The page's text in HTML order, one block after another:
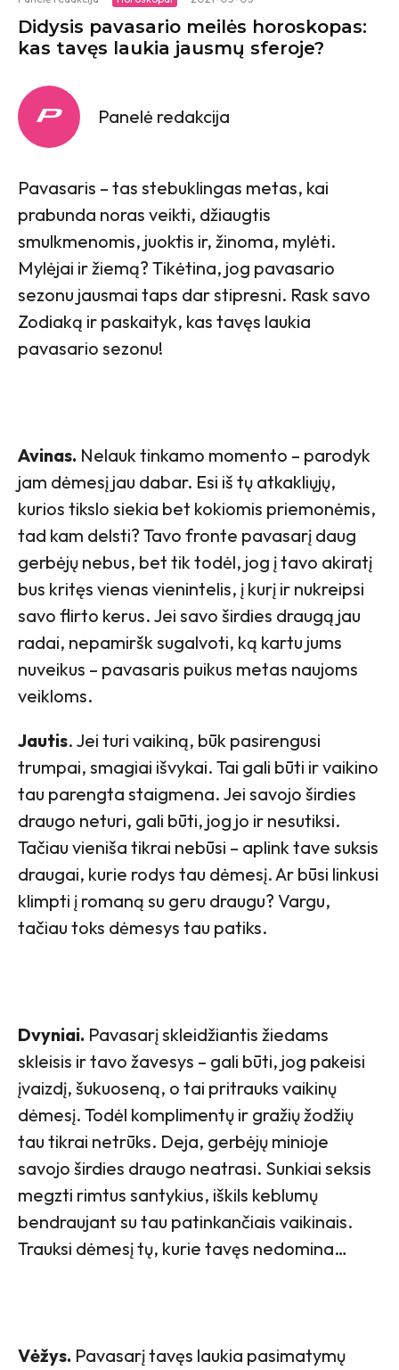
Didysis pavasario meilės horoskopas:
kas tavęs laukia jausmų sferoje?
Panelė redakcija
Pavasaris – tas stebuklingas metas, kai
prabunda noras veikti, džiaugtis
smulkmenomis, juoktis ir, žinoma, mylėti.
Mylėjai ir žiemą? Tikėtina, jog pavasario
sezonu jausmai taps dar stipresni. Rask savo
Zodiaką ir paskaityk, kas tavęs laukia
pavasario sezonu!
Avinas. Nelauk tinkamo momento – parodyk
jam dėmesį jau dabar. Esi iš tų atkakliųjų,
kurios tikslo siekia bet kokiomis priemonėmis,
tad kam delsti? Tavo fronte pavasarį daug
gerbėjų nebus, bet tik todėl, jog į tavo akiratį
bus kritęs vienas vienintelis, į kurį ir nukreipsi
savo flirto kerus. Jei savo širdies draugą jau
radai, nepamiršk sugalvoti, ką kartu jums
nuveikus – pavasaris puikus metas naujoms
veikloms.
Jautis. Jei turi vaikiną, būk pasirengusi
trumpai, smagiai išvykai. Tai gali būti ir vaikino
tau parengta staigmena. Jei savojo širdies
draugo neturi, gali būti, jog jo ir nesutiksi.
Tačiau vieniša tikrai nebūsi – aplink tave suksis
draugai, kurie rodys tau dėmesį. Ar būsi linkusi
klimpti į romaną su geru draugu? Vargu,
tačiau toks dėmesys tau patiks.
Dvyniai. Pavasarį skleidžiantis žiedams
skleisis ir tavo žavesys – gali būti, jog pakeisi
įvaizdį, šukuoseną, o tai pritrauks vaikinų
dėmesį. Todėl komplimentų ir gražių žodžių
tau tikrai netrūks. Deja, gerbėjų minioje
savojo širdies draugo neatrasi. Sunkiai seksis
megzti rimtus santykius, iškils keblumų
bendraujant su tau patinkančiais vaikinais.
Trauksi dėmesį tų, kurie tavęs nedomina…
Vėžys. Pavasarį tavęs laukia pasimatymų